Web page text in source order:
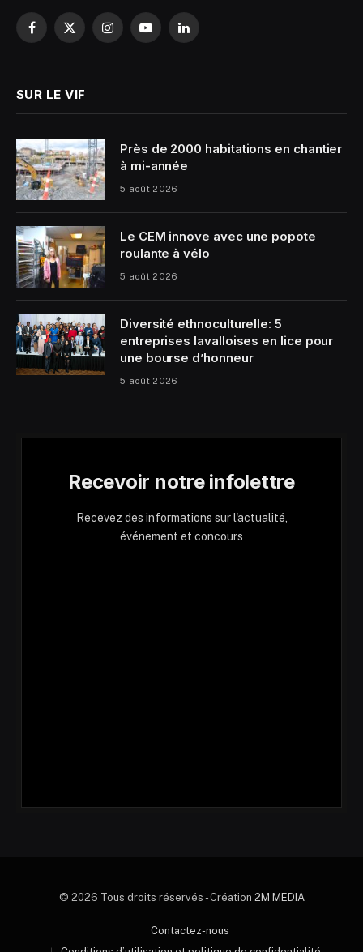
Facebook
X
InstagramYouTubeLinkedIn
SUR LE VIF
Près de 2000 habitations en chantier
à mi-année
5 août 2026
Le CEM innove avec une popote
roulante à vélo
5 août 2026
Diversité ethnoculturelle: 5
entreprises lavalloises en lice pour
une bourse d’honneur
5 août 2026
Recevoir notre infolettre
Recevez des informations sur l'actualité,
événement et concours
© 2026 Tous droits réservés - Création 2M MEDIA
Contactez-nous